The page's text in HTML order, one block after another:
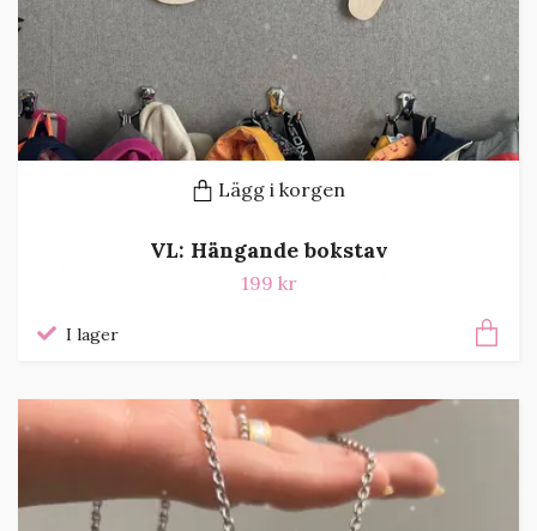
Lägg i korgen
VL: Hängande bokstav
199 kr
I lager